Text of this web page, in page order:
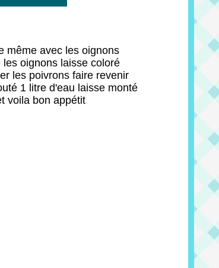
même avec les oignons
oignons laisse coloré
les poivrons faire revenir
1 litre d'eau laisse monté
voila bon appétit